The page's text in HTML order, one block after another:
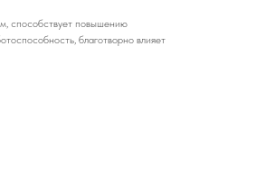
способствует повышению
благотворно влияет